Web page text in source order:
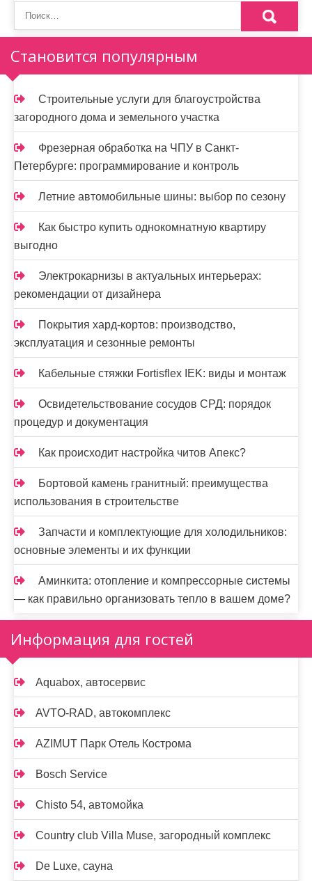
Становится популярным
Строительные услуги для благоустройства
загородного дома и земельного участка
Фрезерная обработка на ЧПУ в Санкт-
Петербурге: программирование и контроль
Летние автомобильные шины: выбор по сезону
Как быстро купить однокомнатную квартиру
выгодно
Электрокарнизы в актуальных интерьерах:
рекомендации от дизайнера
Покрытия хард-кортов: производство,
эксплуатация и сезонные ремонты
Кабельные стяжки Fortisflex IEK: виды и монтаж
Освидетельствование сосудов СРД: порядок
процедур и документация
Как происходит настройка читов Апекс?
Бортовой камень гранитный: преимущества
использования в строительстве
Запчасти и комплектующие для холодильников:
основные элементы и их функции
Аминкита: отопление и компрессорные системы
— как правильно организовать тепло в вашем доме?
Информация для гостей
Aquabox, автосервис
AVTO-RAD, автокомплекс
AZIMUT Парк Отель Кострома
Bosch Service
Chisto 54, автомойка
Country club Villa Muse, загородный комплекс
De Luxe, сауна